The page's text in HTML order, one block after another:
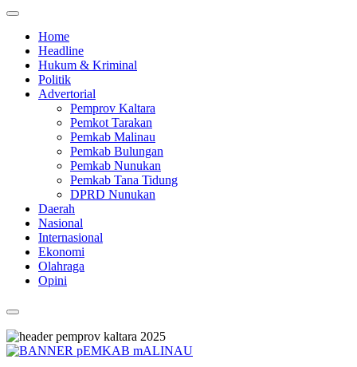
Home
Headline
Hukum & Kriminal
Politik
Advertorial
Pemprov Kaltara
Pemkot Tarakan
Pemkab Malinau
Pemkab Bulungan
Pemkab Nunukan
Pemkab Tana Tidung
DPRD Nunukan
Daerah
Nasional
Internasional
Ekonomi
Olahraga
Opini